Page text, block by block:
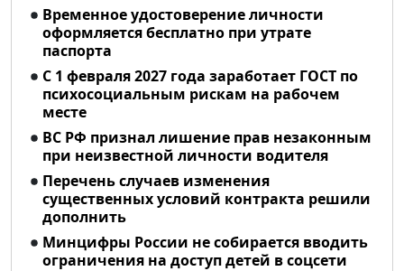
Временное удостоверение личности
оформляется бесплатно при утрате
паспорта
С 1 февраля 2027 года заработает ГОСТ по
психосоциальным рискам на рабочем
месте
ВС РФ признал лишение прав незаконным
при неизвестной личности водителя
Перечень случаев изменения
существенных условий контракта решили
дополнить
Минцифры России не собирается вводить
ограничения на доступ детей в соцсети